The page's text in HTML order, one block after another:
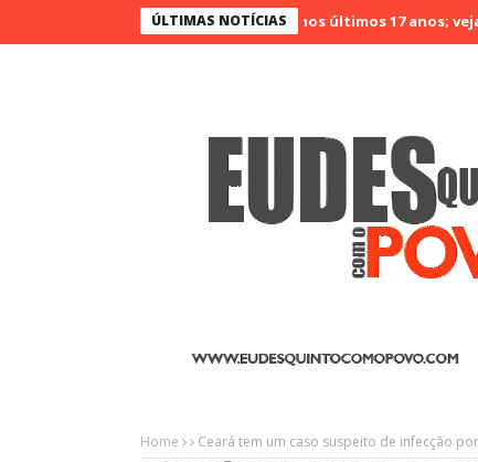
ÚLTIMAS NOTÍCIAS
no Ceará é o menos violento nos últimos 17 anos; veja dados
Home Ceará tem um caso suspeito de infecção